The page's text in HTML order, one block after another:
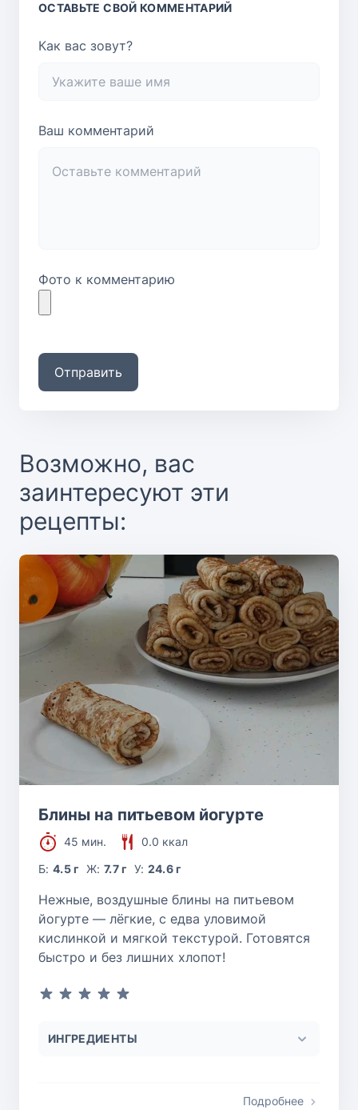
ОСТАВЬТЕ СВОЙ КОММЕНТАРИЙ
Как вас зовут?
Ваш комментарий
Фото к комментарию
Отправить
Возможно, вас
заинтересуют эти
рецепты:
Блины на питьевом йогурте
45 мин.
0.0 ккал
Б:4.5 г Ж: 7.7 г У: 24.6 г
Нежные, воздушные блины на питьевом
йогурте — лёгкие, с едва уловимой
кислинкой и мягкой текстурой. Готовятся
быстро и без лишних хлопот!
ИНГРЕДИЕНТЫ
Подробнее